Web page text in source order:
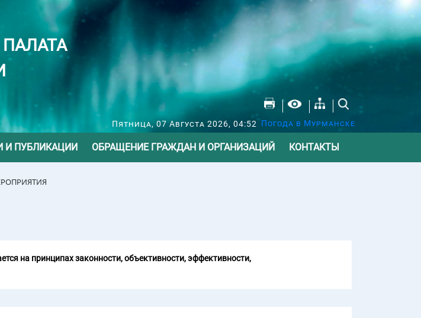
Пятница, 07 Августа 2026, 04:52 Погода в Мурманске
И ПУБЛИКАЦИИ ОБРАЩЕНИЕ ГРАЖДАН И ОРГАНИЗАЦИЙ КОНТАКТЫ
на принципах законности, объективности, эффективности,